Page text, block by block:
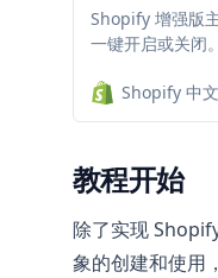
Shopify 增强版
一键开启或关闭
Shopify 中
教程开始
除了实现
象的创建和使用